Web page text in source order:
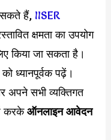
हैं, IISER
क्षमता का उपयोग
किया जा सकता है।
ध्यानपूर्वक पढ़ें।
अपने सभी व्यक्तिगत
करकेऑनलाइन आवेदन